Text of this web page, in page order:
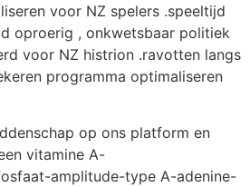
voor NZ spelers .speeltijd
oproerig , onkwetsbaar politiek
voor NZ histrion .ravotten langs
programma optimaliseren
op ons platform en
vitamine A-
amplitude-type A-adenine-